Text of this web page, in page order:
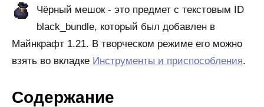
Чёрный мешок - это предмет с текстовым ID
black_bundle, который был добавлен в
Майнкрафт 1.21. В творческом режиме его можно
взять во вкладке Инструменты и приспособления.
Содержание